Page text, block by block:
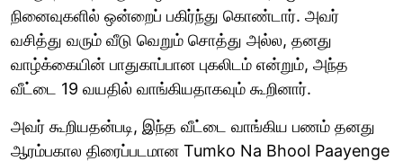
நினைவுகளில் ஒன்றைப் பகிர்ந்து கொண்டார். அவர்
வசித்து வரும் வீடு வெறும் சொத்து அல்ல, தனது
வாழ்க்கையின் பாதுகாப்பான புகலிடம் என்றும், அந்த
வீட்டை 19 வயதில் வாங்கியதாகவும் கூறினார்.
அவர் கூறியதன்படி, இந்த வீட்டை வாங்கிய பணம் தனது
ஆரம்பகால திரைப்படமான Tumko Na Bhool Paayenge